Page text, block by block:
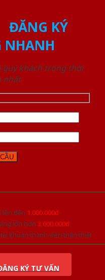
ĐĂNG KÝ
NHANH
quý khách trong thời
nhất
lên đến 1.000.000đ
lớn hơn 3.000.000đ
khoản thành viên thân thiết
KÝ TƯ VẤN